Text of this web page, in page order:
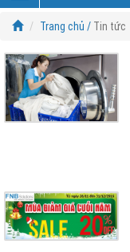
Trang chủ / Tin tức